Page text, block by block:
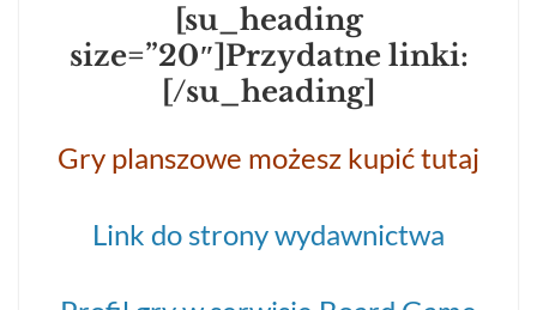
[su_heading
size=”20″]Przydatne linki:
[/su_heading]
Gry planszowe możesz kupić tutaj
Link do strony wydawnictwa